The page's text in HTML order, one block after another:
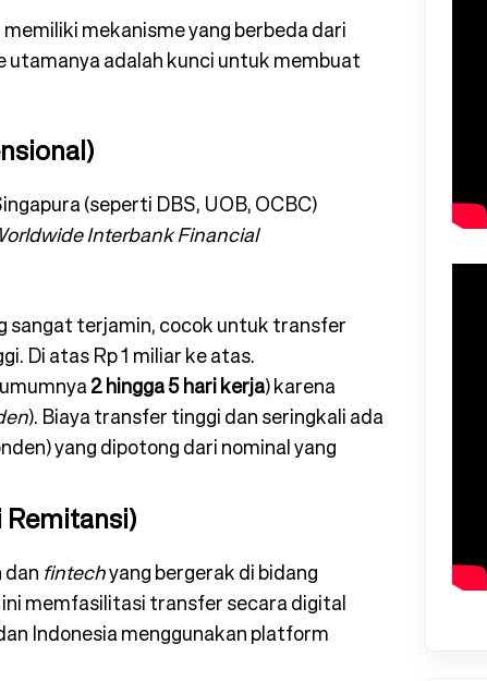
mekanisme yang berbeda dari
adalah kunci untuk membuat
(seperti DBS, UOB, OCBC)
Interbank Financial
sangat terjamin, cocok untuk transfer
Di atas Rp 1 miliar ke atas.
2 hingga 5 hari kerja) karena
). Biaya transfer tinggi dan seringkali ada
yang dipotong dari nominal yang
dan fintechyang bergerak di bidang
memfasilitasi transfer secara digital
Indonesia menggunakan platform